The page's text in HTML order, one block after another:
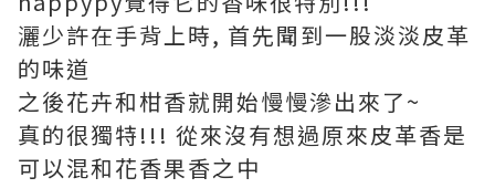
灑少許在手背上時, 首先聞到一股淡淡皮革
的味道
之後花卉和柑香就開始慢慢滲出來了~
真的很獨特!!! 從來沒有想過原來皮革香是
可以混和花香果香之中